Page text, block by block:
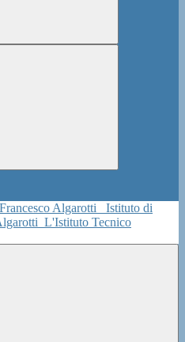
Istituto di
L'Istituto Tecnico